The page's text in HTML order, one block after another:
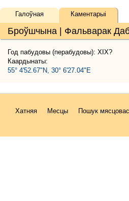
Броўшчына | Фальварак
Галоўная Каментарыі
Год пабудовы (перабудовы): XIX?
Каардынаты:
55° 4'52.67"N, 30° 6'27.04"E
Хатняя Месцы Пошук